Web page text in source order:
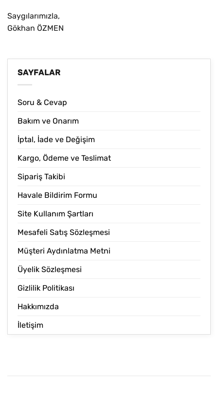
Saygılarımızla,
Gökhan ÖZMEN
SAYFALAR
Soru & Cevap
Bakım ve Onarım
İptal, İade ve Değişim
Kargo, Ödeme ve Teslimat
Sipariş Takibi
Havale Bildirim Formu
Site Kullanım Şartları
Mesafeli Satış Sözleşmesi
Müşteri Aydınlatma Metni
Üyelik Sözleşmesi
Gizlilik Politikası
Hakkımızda
İletişim